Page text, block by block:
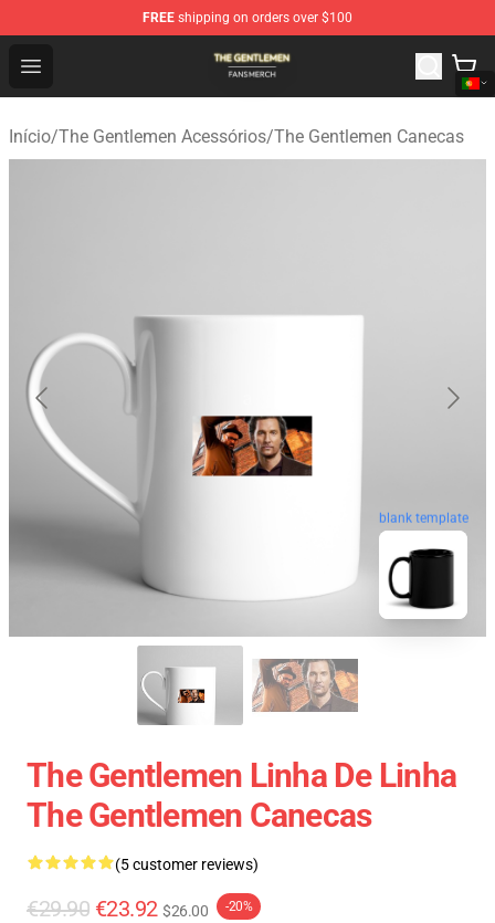
FREE shipping on orders over $100
Open menu
The Gentlemen Shop - Official The Gentlemen
Início/The Gentlemen Acessórios/The Gentlemen Canecas
blank template
The Gentlemen Linha De Linha
The Gentlemen Canecas
(5 customer reviews)
€29.90 €23.92 $26.00 -20%